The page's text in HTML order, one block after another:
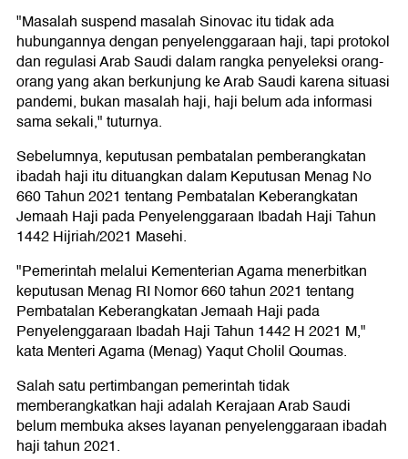
"Masalah suspend masalah Sinovac itu tidak ada
hubungannya dengan penyelenggaraan haji, tapi protokol
dan regulasi Arab Saudi dalam rangka penyeleksi orang-
orang yang akan berkunjung ke Arab Saudi karena situasi
pandemi, bukan masalah haji, haji belum ada informasi
sama sekali," tuturnya.
Sebelumnya, keputusan pembatalan pemberangkatan
ibadah haji itu dituangkan dalam Keputusan Menag No
660 Tahun 2021 tentang Pembatalan Keberangkatan
Jemaah Haji pada Penyelenggaraan Ibadah Haji Tahun
1442 Hijriah/2021 Masehi.
"Pemerintah melalui Kementerian Agama menerbitkan
keputusan Menag RI Nomor 660 tahun 2021 tentang
Pembatalan Keberangkatan Jemaah Haji pada
Penyelenggaraan Ibadah Haji Tahun 1442 H 2021 M,"
kata Menteri Agama (Menag) Yaqut Cholil Qoumas.
Salah satu pertimbangan pemerintah tidak
memberangkatkan haji adalah Kerajaan Arab Saudi
belum membuka akses layanan penyelenggaraan ibadah
haji tahun 2021.